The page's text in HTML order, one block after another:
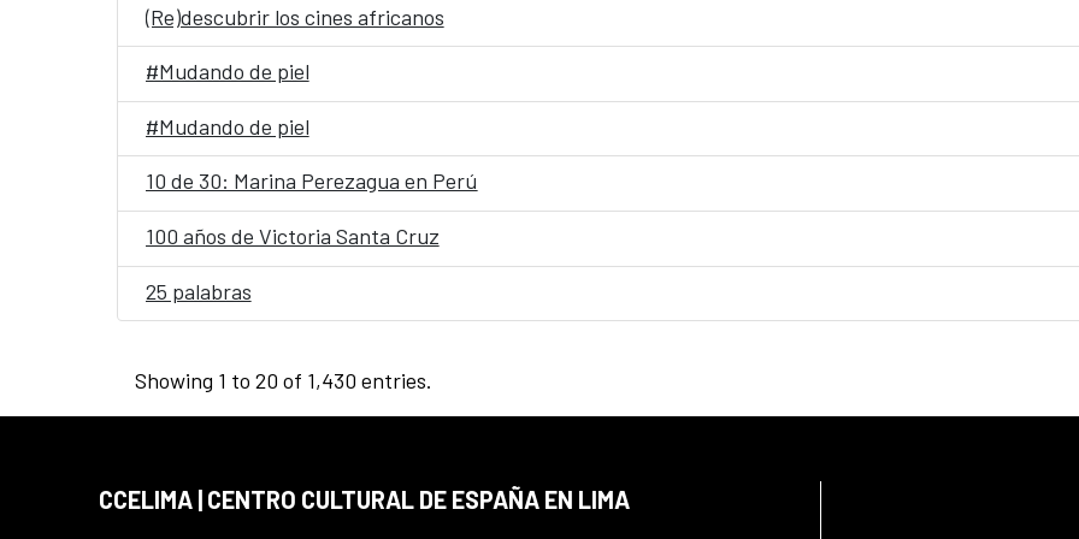
(Re)descubrir los cines africanos
#Mudando de piel
#Mudando de piel
10 de 30: Marina Perezagua en Perú
100 años de Victoria Santa Cruz
25 palabras
Showing 1 to 20 of 1,430 entries.
CCELIMA | CENTRO CULTURAL DE ESPAÑA EN LIMA